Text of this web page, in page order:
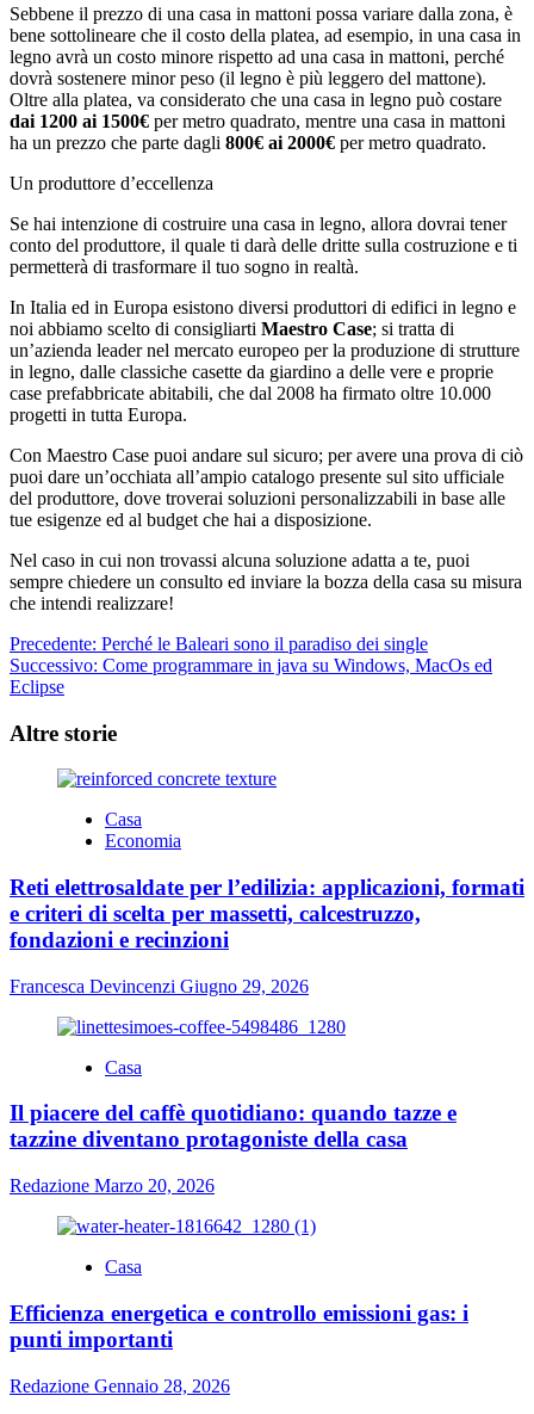
Sebbene il prezzo di una casa in mattoni possa variare dalla zona, è
bene sottolineare che il costo della platea, ad esempio, in una casa in
legno avrà un costo minore rispetto ad una casa in mattoni, perché
dovrà sostenere minor peso (il legno è più leggero del mattone).
Oltre alla platea, va considerato che una casa in legno può costare
dai 1200 ai 1500€ per metro quadrato, mentre una casa in mattoni
ha un prezzo che parte dagli 800€ ai 2000€ per metro quadrato.
Un produttore d’eccellenza
Se hai intenzione di costruire una casa in legno, allora dovrai tener
conto del produttore, il quale ti darà delle dritte sulla costruzione e ti
permetterà di trasformare il tuo sogno in realtà.
In Italia ed in Europa esistono diversi produttori di edifici in legno e
noi abbiamo scelto di consigliarti Maestro Case; si tratta di
un’azienda leader nel mercato europeo per la produzione di strutture
in legno, dalle classiche casette da giardino a delle vere e proprie
case prefabbricate abitabili, che dal 2008 ha firmato oltre 10.000
progetti in tutta Europa.
Con Maestro Case puoi andare sul sicuro; per avere una prova di ciò
puoi dare un’occhiata all’ampio catalogo presente sul sito ufficiale
del produttore, dove troverai soluzioni personalizzabili in base alle
tue esigenze ed al budget che hai a disposizione.
Nel caso in cui non trovassi alcuna soluzione adatta a te, puoi
sempre chiedere un consulto ed inviare la bozza della casa su misura
che intendi realizzare!
Navigazione
articolo
Precedente: Perché le Baleari sono il paradiso dei single
Successivo: Come programmare in java su Windows, MacOs ed
Eclipse
Altre storie
Casa
Economia
Reti elettrosaldate per l’edilizia: applicazioni, formati
e criteri di scelta per massetti, calcestruzzo,
fondazioni e recinzioni
Francesca Devincenzi Giugno 29, 2026
Casa
Il piacere del caffè quotidiano: quando tazze e
tazzine diventano protagoniste della casa
Redazione Marzo 20, 2026
Casa
Efficienza energetica e controllo emissioni gas: i
punti importanti
Redazione Gennaio 28, 2026